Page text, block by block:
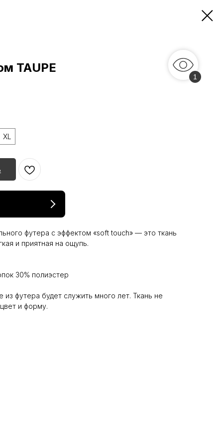
TAUPE
XL
футера с эффектом «soft touch» — это ткань
и приятная на ощупь.
30% полиэстер
футера будет служить много лет. Ткань не
и форму.
1